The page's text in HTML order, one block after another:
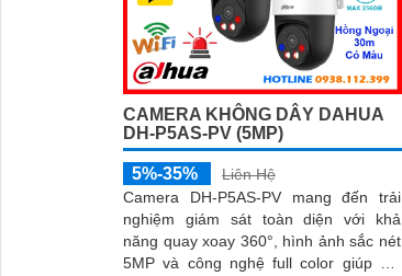
CAMERA KHÔNG DÂY DAHUA
DH-P5AS-PV (5MP)
5%-35%
Liên Hệ
Camera DH-P5AS-PV mang đến trải
nghiệm giám sát toàn diện với khả
năng quay xoay 360°, hình ảnh sắc nét
5MP và công nghệ full color giúp ghi